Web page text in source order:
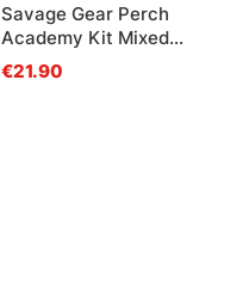
Savage Gear Perch
Academy Kit Mixed
Colors 32pcs
€21.90